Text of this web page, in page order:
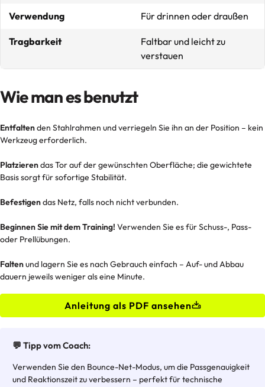
Verwendung Für drinnen oder draußen
Tragbarkeit
Faltbar und leicht zu
verstauen
Wie man es benutzt
Entfaltenden Stahlrahmen und verriegeln Sie ihn an der Position – kein
Werkzeug erforderlich.
Platzierendas Tor auf der gewünschten Oberfläche; die gewichtete
Basis sorgt für sofortige Stabilität.
Befestigendas Netz, falls noch nicht verbunden.
Beginnen Sie mit dem Training! Verwenden Sie es für Schuss-, Pass-
oder Prellübungen.
Faltenund lagern Sie es nach Gebrauch einfach – Auf- und Abbau
dauern jeweils weniger als eine Minute.
Anleitung als PDF ansehen
💬 Tipp vom Coach:
Verwenden Sie den Bounce-Net-Modus, um die Passgenauigkeit
und Reaktionszeit zu verbessern – perfekt für technische